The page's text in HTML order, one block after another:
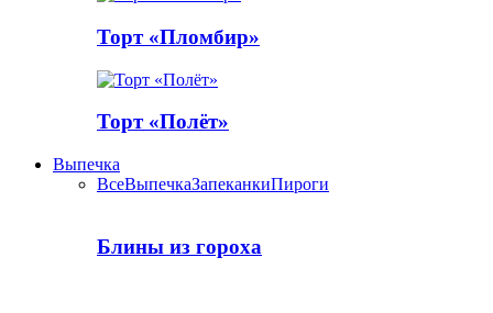
Торт «Пломбир»
Торт «Полёт»
Выпечка
ВсеВыпечкаЗапеканкиПироги
Блины из гороха